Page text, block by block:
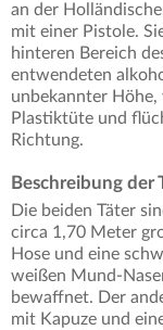
an der
mit einer Pistole.
hinteren Bereich
entwendeten
unbekannter Höhe,
Plastiktüte und
Richtung.
Beschreibung der
Die beiden Täter
circa 1,70 Meter
Hose und eine
weißen Mund-
bewaffnet. Der
mit Kapuze und